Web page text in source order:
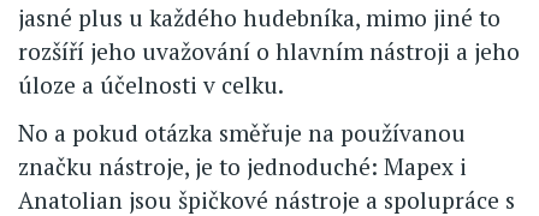
jasné plus u každého hudebníka, mimo jiné to
rozšíří jeho uvažování o hlavním nástroji a jeho
úloze a účelnosti v celku.
No a pokud otázka směřuje na používanou
značku nástroje, je to jednoduché: Mapex i
Anatolian jsou špičkové nástroje a spolupráce s